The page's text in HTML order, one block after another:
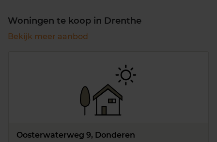
Woningen te koop in Drenthe
Bekijk meer aanbod
Oosterwaterweg 9, Donderen